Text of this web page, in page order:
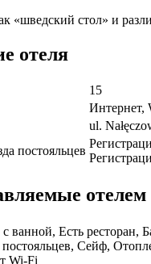
«шведский стол» и
отеля
15
Интернет,
ul.
постояльцев
отелем
ванной, Есть ресторан,
постояльцев, Сейф,
Wi-Fi